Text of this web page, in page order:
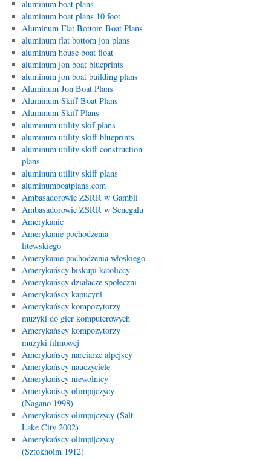
aluminum boat plans
aluminum boat plans 10 foot
Aluminum Flat Bottom Boat Plans
aluminum flat bottom jon plans
aluminum house boat float
aluminum jon boat blueprints
aluminum jon boat building plans
Aluminum Jon Boat Plans
Aluminum Skiff Boat Plans
Aluminum Skiff Plans
aluminum utility skif plans
aluminum utility skiff blueprints
aluminum utility skiff construction
plans
aluminum utility skiff plans
aluminumboatplans.com
Ambasadorowie ZSRR w Gambii
Ambasadorowie ZSRR w Senegalu
Amerykanie
Amerykanie pochodzenia
litewskiego
Amerykanie pochodzenia włoskiego
Amerykańscy biskupi katoliccy
Amerykańscy działacze społeczni
Amerykańscy kapucyni
Amerykańscy kompozytorzy
muzyki do gier komputerowych
Amerykańscy kompozytorzy
muzyki filmowej
Amerykańscy narciarze alpejscy
Amerykańscy nauczyciele
Amerykańscy niewolnicy
Amerykańscy olimpijczycy
(Nagano 1998)
Amerykańscy olimpijczycy (Salt
Lake City 2002)
Amerykańscy olimpijczycy
(Sztokholm 1912)